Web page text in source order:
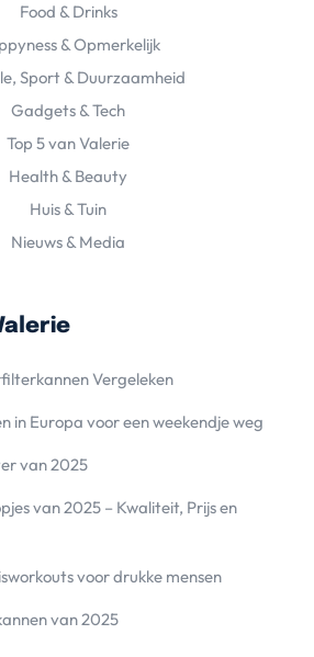
Food & Drinks
& Opmerkelijk
Sport & Duurzaamheid
Gadgets & Tech
Top 5 van Valerie
Health & Beauty
Huis & Tuin
Nieuws & Media
Vergeleken
in Europa voor een weekendje weg
van 2025
van 2025 – Kwaliteit, Prijs en
voor drukke mensen
van 2025